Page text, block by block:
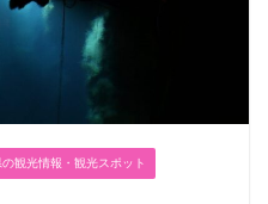
観光情報・観光スポット